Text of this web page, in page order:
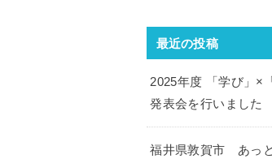
最近の投稿
2025年度 「学び」×
発表会を行いました
福井県敦賀市 あっ